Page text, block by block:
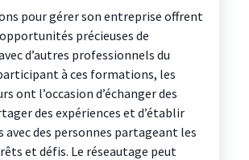
pour gérer son entreprise offrent
précieuses de
d’autres professionnels du
à ces formations, les
ont l’occasion d’échanger des
des expériences et d’établir
avec des personnes partageant les
et défis. Le réseautage peut